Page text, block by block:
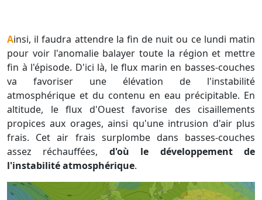
Ainsi, il faudra attendre la fin de nuit ou ce lundi matin
pour voir l'anomalie balayer toute la région et mettre
fin à l'épisode. D'ici là, le flux marin en basses-couches
va favoriser une élévation de l'instabilité
atmosphérique et du contenu en eau précipitable. En
altitude, le flux d'Ouest favorise des cisaillements
propices aux orages, ainsi qu'une intrusion d'air plus
frais. Cet air frais surplombe dans basses-couches
assez réchauffées, d'où le développement de
l'instabilité atmosphérique.